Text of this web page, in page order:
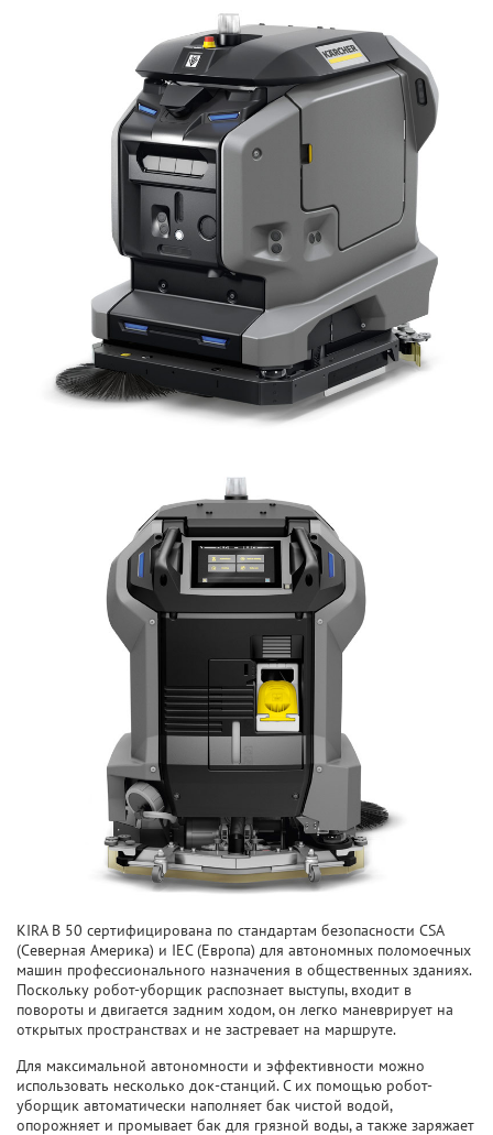
KIRA B 50 сертифицирована по стандартам безопасности CSA
(Северная Америка) и IEC (Европа) для автономных поломоечных
машин профессионального назначения в общественных зданиях.
Поскольку робот-уборщик распознает выступы, входит в
повороты и двигается задним ходом, он легко маневрирует на
открытых пространствах и не застревает на маршруте.
Для максимальной автономности и эффективности можно
использовать несколько док-станций. С их помощью робот-
уборщик автоматически наполняет бак чистой водой,
опорожняет и промывает бак для грязной воды, а также заряжает